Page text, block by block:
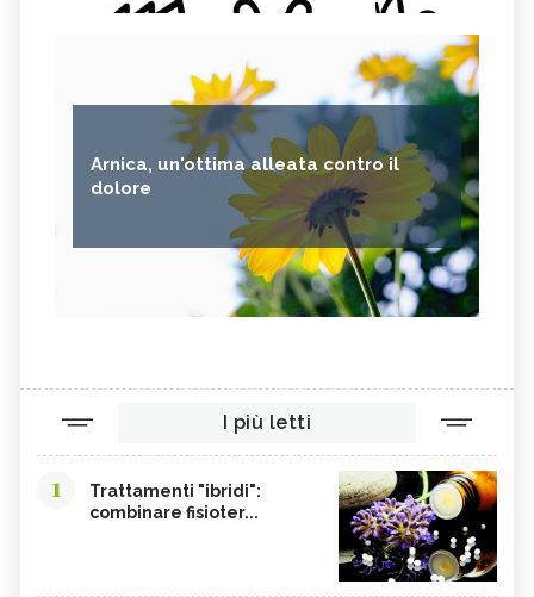
Arnica, un'ottima alleata contro il
dolore
I più letti
1
Trattamenti "ibridi":
combinare fisioter...